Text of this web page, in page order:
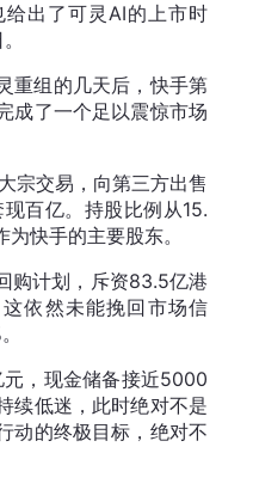
出了可灵AI的上市时
重组的几天后，快手第
成了一个足以震惊市场
宗交易，向第三方出售
百亿。持股比例从15.
快手的主要股东。
购计划，斥资83.5亿港
依然未能挽回市场信
，现金储备接近5000
续低迷，此时绝对不是
动的终极目标，绝对不